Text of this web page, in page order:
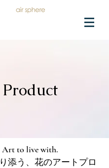
Product
Art to live with.
添う、花のアートプロ